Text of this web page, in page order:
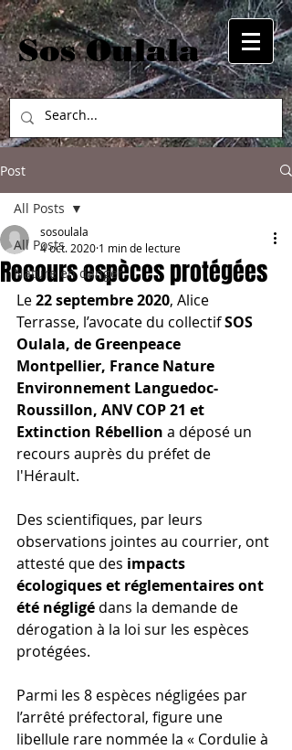
Sos Oulala
Post
All Posts
Nature en danger
All Posts
Recours espèces protégées
sosoulala
4 oct. 2020 1 min de lecture
​Le 22 septembre 2020, Alice
Terrasse, l’avocate du collectif SOS
Oulala, de Greenpeace
Montpellier, France Nature
Environnement Languedoc-
Roussillon, ANV COP 21 et
Extinction Rébellion a déposé un
recours auprès du préfet de
l'Hérault.
Des scientifiques, par leurs
observations jointes au courrier, ont
attesté que des impacts
écologiques et réglementaires ont
été négligé dans la demande de
dérogation à la loi sur les espèces
protégées.
Parmi les 8 espèces négligées par
l’arrêté préfectoral, figure une
libellule rare nommée la « Cordulie à